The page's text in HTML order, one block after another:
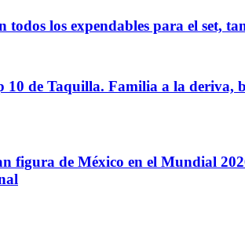
los expendables para el set,
de Taquilla. Familia a la deriva,
de México en el Mundial